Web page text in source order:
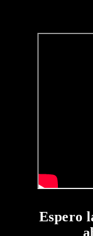
Espero